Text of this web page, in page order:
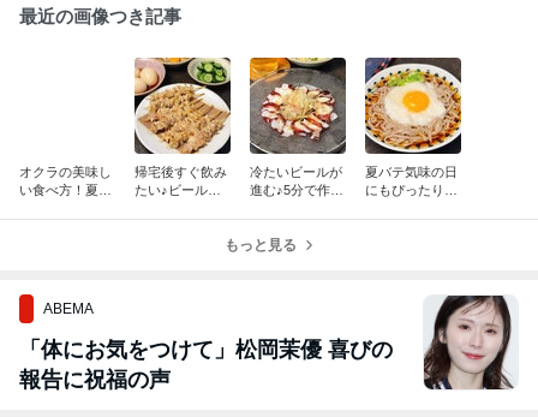
最近の画像つき記事
オクラの美味し
い食べ方！夏の
帰宅後すぐ飲み
たい♪ビールが
冷たいビールが
進む♪5分で作れ
ョウガの和風カ
夏バテ気味の日
にもぴったり♪
もっと見る
ABEMA
「体にお気をつけて」松岡茉優 喜びの
報告に祝福の声